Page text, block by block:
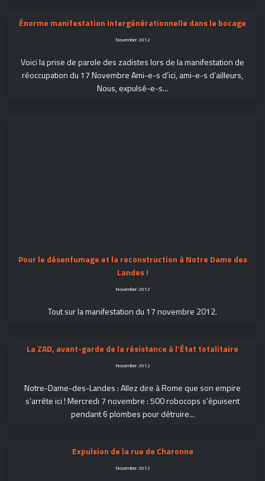
Énorme manifestation intergénérationnelle dans le bocage
November 2012
Voici la prise de parole des zadistes lors de la manifestation de
réoccupation du 17 Novembre Ami-e-s d’ici, ami-e-s d’ailleurs,
Nous, expulsé-e-s...
Pour le désenfumage et la reconstruction à Notre Dame des
Landes !
November 2012
Tout sur la manifestation du 17 novembre 2012.
La ZAD, avant-garde de la résistance à l’État totalitaire
November 2012
Notre-Dame-des-Landes : Allez dire à Rome que son empire
s’arrête ici ! Mercredi 7 novembre : 500 robocops s’épuisent
pendant 6 plombes pour détruire...
Expulsion de la rue de Charonne
November 2012